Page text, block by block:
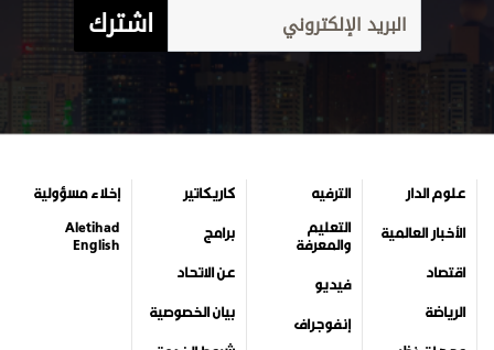
اشترك
علوم الدار
الأخبار العالمية
اقتصاد
الرياضة
الترفيه
التعليم
والمعرفة
فيديو
إنفوجراف
كاريكاتير
برامج
عن الاتحاد
بيان الخصوصية
إخلاء مسؤولية
Aletihad
English